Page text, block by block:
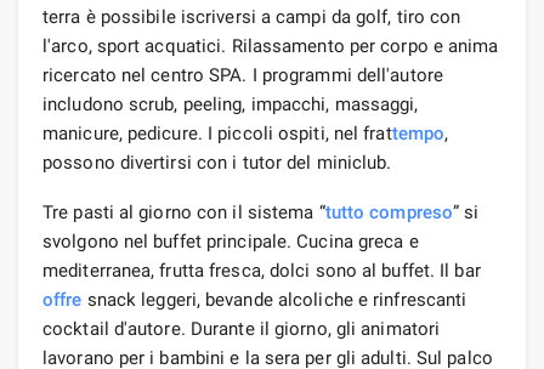
terra è possibile iscriversi a campi da golf, tiro con
l'arco, sport acquatici. Rilassamento per corpo e anima
ricercato nel centro SPA. I programmi dell'autore
includono scrub, peeling, impacchi, massaggi,
manicure, pedicure. I piccoli ospiti, nel frattempo,
possono divertirsi con i tutor del miniclub.
Tre pasti al giorno con il sistema “tutto compreso” si
svolgono nel buffet principale. Cucina greca e
mediterranea, frutta fresca, dolci sono al buffet. Il bar
offre snack leggeri, bevande alcoliche e rinfrescanti
cocktail d'autore. Durante il giorno, gli animatori
lavorano per i bambini e la sera per gli adulti. Sul palco